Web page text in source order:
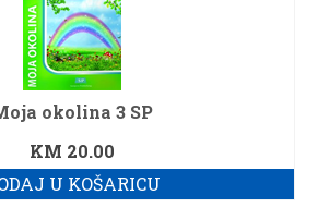
srednje škole
srednje škole
okolina 3 SP
KM 20.00
U KOŠARICU